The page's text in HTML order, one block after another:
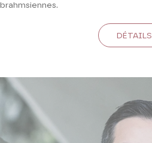
brahmsiennes.
DÉTAILS